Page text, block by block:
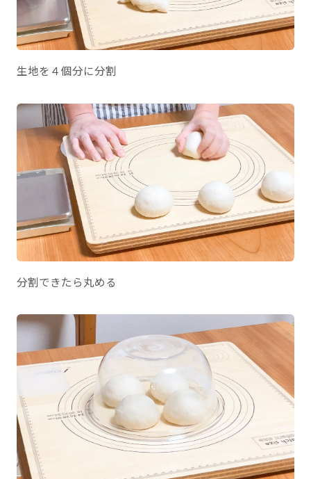
生地を４個分に分割
分割できたら丸める